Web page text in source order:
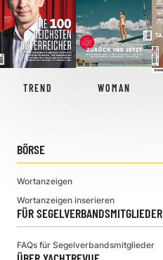
TREND WOMAN
BÖRSE
Wortanzeigen
Wortanzeigen inserieren
FÜR SEGELVERBANDSMITGLIEDER
FAQs für Segelverbandsmitglieder